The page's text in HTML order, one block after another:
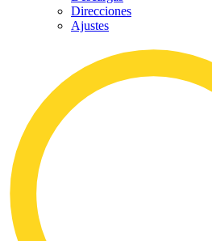
Direcciones
Ajustes